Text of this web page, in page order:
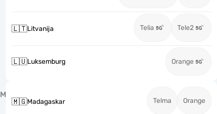
🇱🇹Litvanija Telia Tele2
🇱🇺Luksemburg Orange
M
🇲🇬Madagaskar Telma Orange